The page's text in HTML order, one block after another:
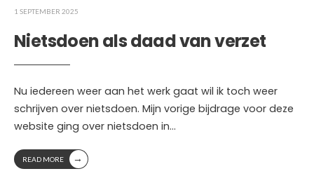
1 SEPTEMBER 2025
Nietsdoen als daad van verzet
Nu iedereen weer aan het werk gaat wil ik toch weer
schrijven over nietsdoen. Mijn vorige bijdrage voor deze
website ging over nietsdoen in...
READ MORE →